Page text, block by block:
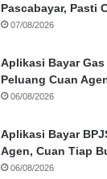
Pascabayar, Pasti
07/08/2026
Aplikasi Bayar
Peluang Cuan
06/08/2026
Aplikasi Bayar
Agen, Cuan Tiap
06/08/2026